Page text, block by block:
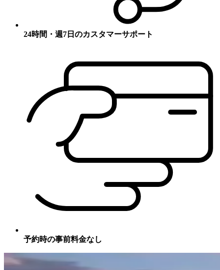
24時間・週7日のカスタマーサポート
予約時の事前料金なし